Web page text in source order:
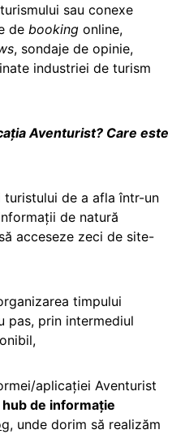
sau conexe
de booking online,
, sondaje de opinie,
industriei de turism
Aventurist? Care este
turistului de a afla într-un
de natură
acceseze zeci de site-
timpului
pas, prin intermediul
aplicației Aventurist
hub de informație
, unde dorim să realizăm